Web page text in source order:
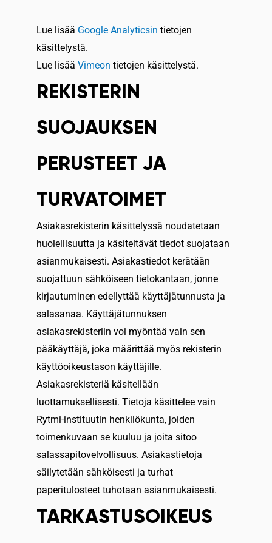
Lue lisää Google Analyticsin tietojen
käsittelystä.
Lue lisää Vimeon tietojen käsittelystä.
REKISTERIN
SUOJAUKSEN
PERUSTEET JA
TURVATOIMET
Asiakasrekisterin käsittelyssä noudatetaan
huolellisuutta ja käsiteltävät tiedot suojataan
asianmukaisesti. Asiakastiedot kerätään
suojattuun sähköiseen tietokantaan, jonne
kirjautuminen edellyttää käyttäjätunnusta ja
salasanaa. Käyttäjätunnuksen
asiakasrekisteriin voi myöntää vain sen
pääkäyttäjä, joka määrittää myös rekisterin
käyttöoikeustason käyttäjille.
Asiakasrekisteriä käsitellään
luottamuksellisesti. Tietoja käsittelee vain
Rytmi-instituutin henkilökunta, joiden
toimenkuvaan se kuuluu ja joita sitoo
salassapitovelvollisuus. Asiakastietoja
säilytetään sähköisesti ja turhat
paperitulosteet tuhotaan asianmukaisesti.
TARKASTUSOIKEUS